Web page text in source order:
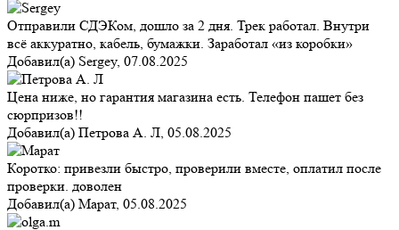
Отправили СДЭКом, дошло за 2 дня. Трек работал. Внутри
всё аккуратно, кабель, бумажки. Заработал «из коробки»
Добавил(а) Sergey, 07.08.2025
Цена ниже, но гарантия магазина есть. Телефон пашет без
сюрпризов!!
Добавил(а) Петрова А. Л, 05.08.2025
Коротко: привезли быстро, проверили вместе, оплатил после
проверки. доволен
Добавил(а) Марат, 05.08.2025